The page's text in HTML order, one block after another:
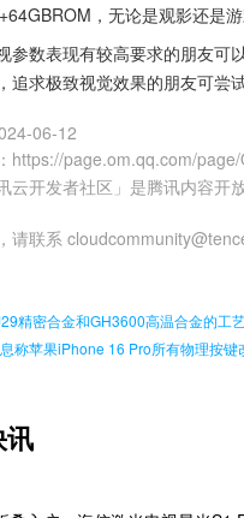
，无论是观影还是
参数表现有较高要求的朋友可
追求极致视觉效果的朋友可尝试
06-12
： https://page.om.qq.com/
云开发者社区」是腾讯内容开
请联系
精密合金和GH3600高温合金的工
称苹果iPhone 16 Pro所有物理按键
讯